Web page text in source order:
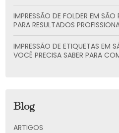
IMPRESSÃO DE FOLDER EM SÃO PAULO: GUIA COMPLETO
PARA RESULTADOS
IMPRESSÃO DE ETIQUETAS EM SÃO PAULO: TUDO O QUE
VOCÊ PRECISA SABER PARA
Blog
ARTIGOS